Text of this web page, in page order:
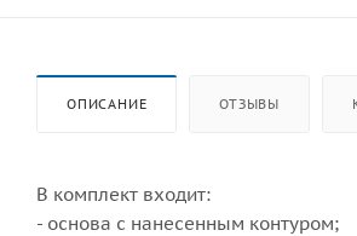
ОПИСАНИЕ ОТЗЫВЫ
В комплект входит:
- основа с нанесенным контуром;